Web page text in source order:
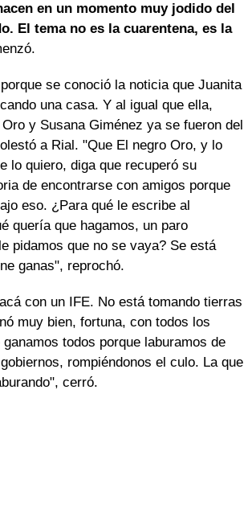
en un momento muy jodido del
El tema no es la cuarentena, es la
se conoció la noticia que Juanita
una casa. Y al igual que ella,
y Susana Giménez ya se fueron del
a Rial. "Que El negro Oro, y lo
lo quiero, diga que recuperó su
de encontrarse con amigos porque
eso. ¿Para qué le escribe al
quería que hagamos, un paro
pidamos que no se vaya? Se está
ganas", reprochó.
con un IFE. No está tomando tierras
muy bien, fortuna, con todos los
todos porque laburamos de
rompiéndonos el culo. La que
cerró.